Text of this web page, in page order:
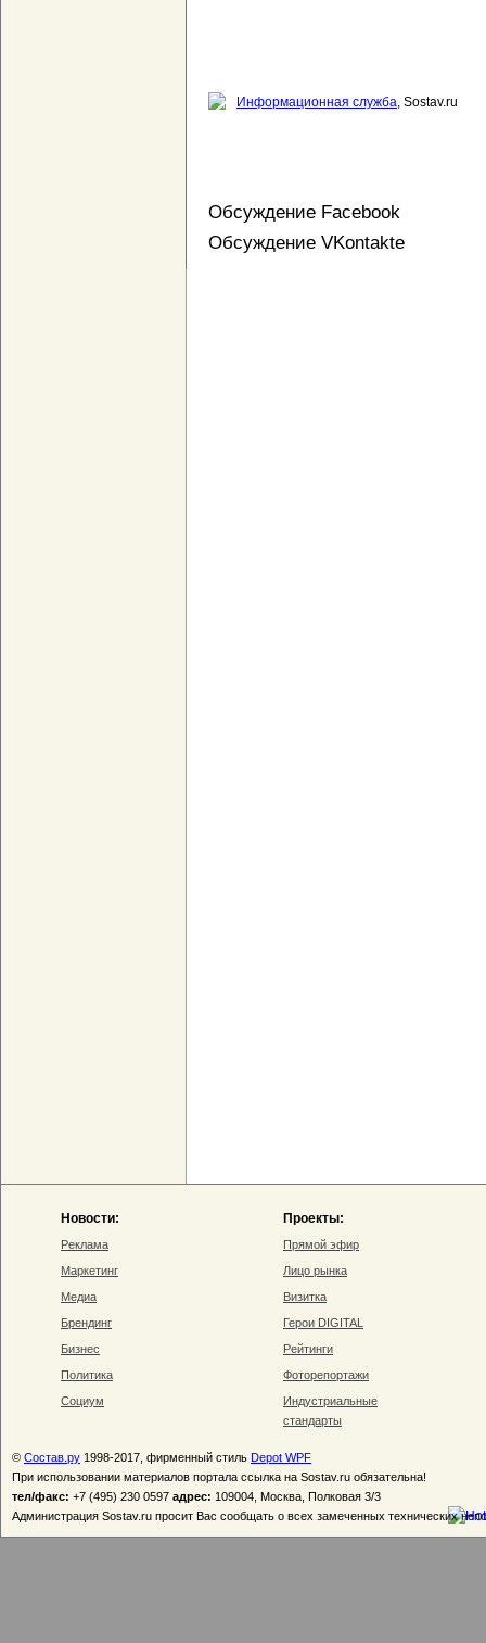
Информационная служба, Sostav.ru
Обсуждение Facebook
Обсуждение VKontakte
Новости:
Реклама
Маркетинг
Медиа
Брендинг
Бизнес
Политика
Социум
Проекты:
Прямой эфир
Лицо рынка
Визитка
Герои DIGITAL
Рейтинги
Фоторепортажи
Индустриальные
стандарты
© Состав.ру 1998-2017, фирменный стиль Depot WPF
При использовании материалов портала ссылка на Sostav.ru обязательна!
тел/факс: +7 (495) 230 0597 адрес: 109004, Москва, Полковая 3/3
Администрация Sostav.ru просит Вас сообщать о всех замеченных технических